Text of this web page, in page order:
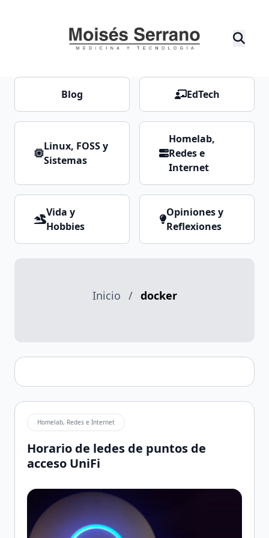
Blog EdTech
Linux, FOSS y
Sistemas
Homelab,
Redes e
Internet
Vida y
Hobbies
Opiniones y
Reflexiones
Inicio / docker
Homelab, Redes e Internet
Horario de ledes de puntos de
acceso UniFi